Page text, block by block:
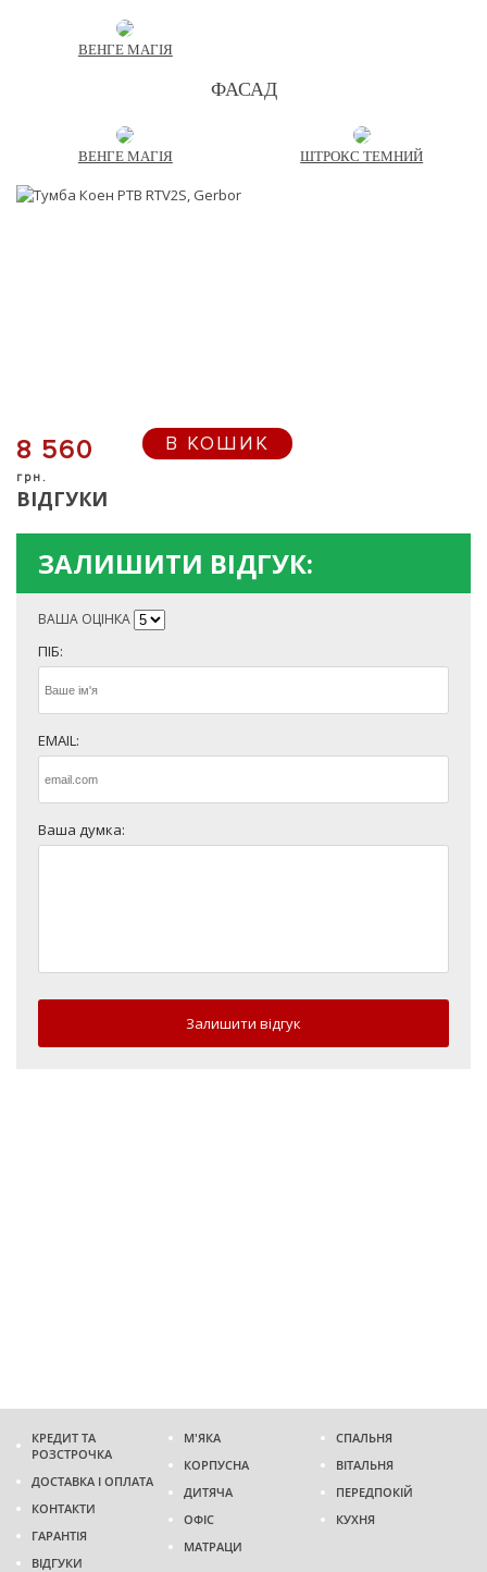
ВЕНГЕ МАГІЯ
ФАСАД
ВЕНГЕ МАГІЯ ШТРОКС ТЕМНИЙ
8 560
грн.
В КОШИК
ВІДГУКИ
ЗАЛИШИТИ ВІДГУК:
ВАША ОЦІНКА
ПІБ:
EMAIL:
Ваша думка:
Залишити відгук
КРЕДИТ ТА
РОЗСТРОЧКА
ДОСТАВКА І ОПЛАТА
КОНТАКТИ
ГАРАНТІЯ
ВІДГУКИ
М'ЯКА
КОРПУСНА
ДИТЯЧА
ОФІС
МАТРАЦИ
СПАЛЬНЯ
ВІТАЛЬНЯ
ПЕРЕДПОКІЙ
КУХНЯ